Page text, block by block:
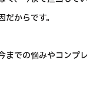
からです。
までの悩みやコンプレ